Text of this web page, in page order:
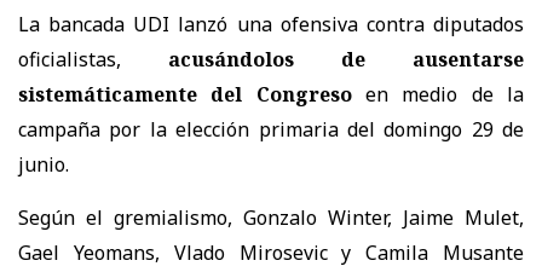
La bancada UDI lanzó una ofensiva contra diputados
oficialistas, acusándolos de ausentarse
sistemáticamente del Congresoen medio de la
campaña por la elección primaria del domingo 29 de
junio.
Según el gremialismo, Gonzalo Winter, Jaime Mulet,
Gael Yeomans, Vlado Mirosevic y Camila Musante